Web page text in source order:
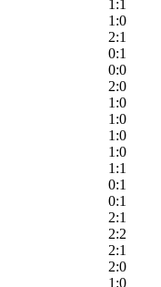
1:1
1:0
2:1
0:1
0:0
2:0
1:0
1:0
1:0
1:0
1:1
0:1
0:1
2:1
2:2
2:1
2:0
1:0